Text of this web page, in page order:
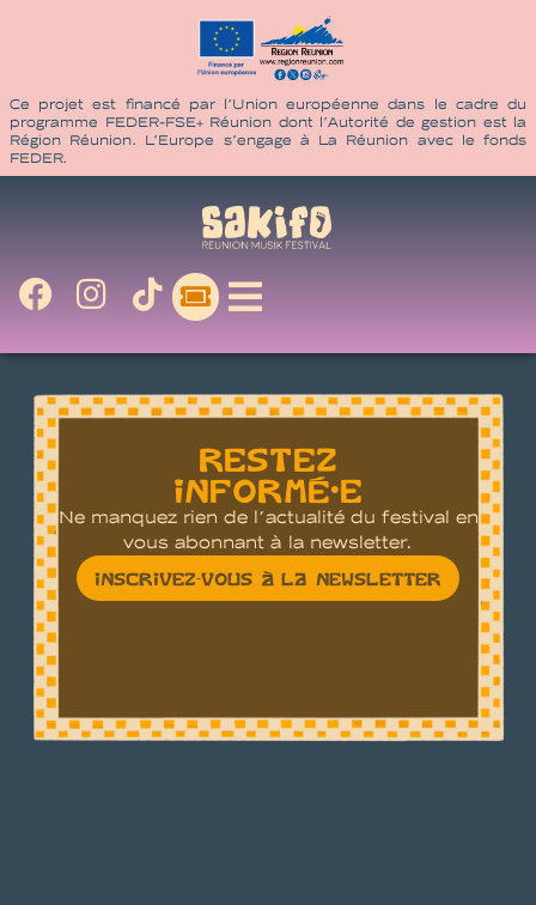
Ce projet est financé par l’Union européenne dans le cadre du
programme FEDER-FSE+ Réunion dont l’Autorité de gestion est la
Région Réunion. L’Europe s’engage à La Réunion avec le fonds
FEDER.
RESTEZ
INFORMÉ•E
Ne manquez rien de l’actualité du festival en
vous abonnant à la newsletter.
INSCRIVEZ-VOUS À LA NEWSLETTER